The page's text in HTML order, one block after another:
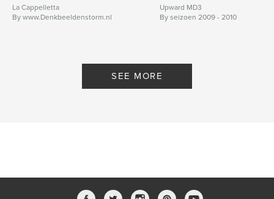
La Cappelletta
By www.Denkbeeldenstorm.nl
Upward MD3
By seizoen 2009 - 2010
SEE MORE